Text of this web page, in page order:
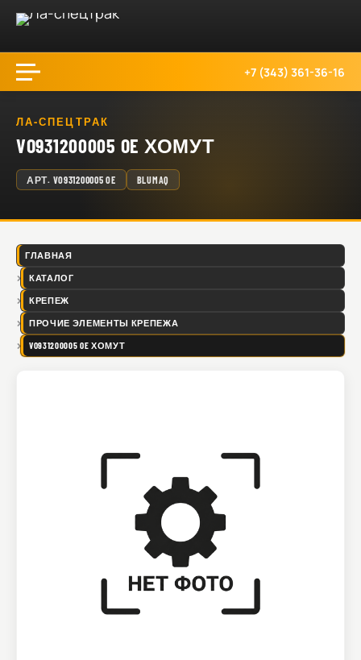
+7 (343) 361-36-16
ЛА-СПЕЦТРАК
VO931200005 OE ХОМУТ
АРТ. VO931200005 OE BLUMAQ
ГЛАВНАЯ
КАТАЛОГ
КРЕПЕЖ
ПРОЧИЕ ЭЛЕМЕНТЫ КРЕПЕЖА
VO931200005 OE ХОМУТ